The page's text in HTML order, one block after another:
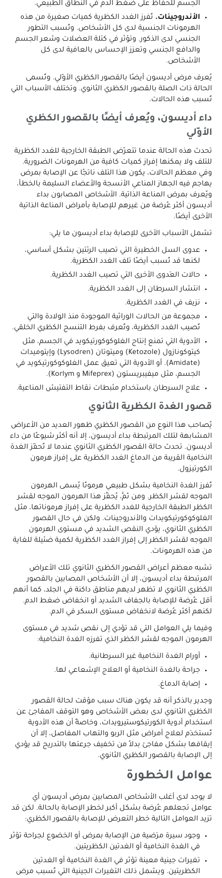
الجسم للحفاظ على ضغط الدم في النطاق الطبيعي.
الأندروجينات. تُفرز الغدد الكظرية كميات صغيرة من هذه
الهرمونات الجنسية لدى كل الأشخاص. وتُسبب التطور
الجنسي لدى الذكور. وتؤثر في كتلة العضلات وشعر الجسم
والدافع الجنسي وتعزز الإحساس بالعافية لدى كل
الأشخاص.
يُعرف مرض أديسون أيضًا بالقصور الكظري الأوّلي. وتُسمى
الحالة ذات الصلة بالقصور الكظري الثانوي. وتختلف الأسباب التي
تُسبب هذه الحالات.
داء أديسون، ويُعرف أيضًا بالقصور الكظري
الأوّلي
تحدث هذه الحالة عندما تتعرّض الطبقة الخارجية للغدد الكظرية
للتلف ولا يمكنها إفراز كميات كافية من الهرمونات الضرورية.
وفي معظم الحالات، يكون هذا التلف ناتجًا عن الإصابة بمرض
يهاجم فيه الجهاز المناعي الأنسجة والأعضاء السليمة بالخطأ،
ويُعرف بمرض المناعة الذاتية. الأشخاص المصابون بداء
أديسون أكثر عُرضة من غيرهم للإصابة بأمراض المناعة الذاتية
الأخرى أيضًا.
تشمل الأسباب الأخرى للإصابة بداء أديسون ما يلي:
عدوى السل الخطيرة التي تصيب الرئتين بشكل أساسي،
لكنها قد تُسبب أيضًا تلف الغدد الكظرية.
حالات العَدوى الأخرى التي تصيب الغدد الكظرية.
انتشار السرطان إلى الغدد الكظرية.
نزيف في الغدد الكظرية.
مجموعة من الحالات الوراثية الموجودة منذ الولادة والتي
تُصيب الغدد الكظرية، وتُعرف بفرط التنسج الكظري الخلقي.
الأدوية التي تمنع إنتاج الغلوكوكورتيكويد في الجسم، مثل
كيتوكونازول (Ketozole) وميتوتان (Lysodren) وإيتوميدات
(Amidate). أو الأدوية التي تعيق عمل الغلوكوكورتيكويد في
الجسم، مثل ميفيبريستون (Mifeprex و Korlym).
علاج السرطان باستخدام مثبطات نقاط التفتيش المناعية.
قصور الغدة الكظرية الثانوي
يُصاحب هذا النوع من القصور الكظري ظهور العديد من الأعراض
المشابهة لتلك المرتبطة بداء أديسون، إلا أنه أكثر شيوعًا من داء
أديسون. تحدث حالة القصور الكظري الثانوي عندما لا تُحفّز الغدة
النخامية القريبة من الدماغ الغدد الكظرية على إفراز هرمون
الكورتيزول.
تُفرز الغدة النخامية بشكل طبيعي هرمونًا يُسمى الهرمون
الموجه لقشر الكظر. ومن ثَمَّ، يُحفِّز هذا الهرمون الموجه لقشر
الكظر الطبقة الخارجية للغدد الكظرية على إفراز هرموناتها، مثل
الغلوكوكورتيكويدات والأندروجينات. ولكن في حال القصور
الكظري الثانوي، يؤدي النقص الشديد في مستوى الهرمون
الموجه لقشر الكظر إلى إفراز الغدد الكظرية لكمية ضئيلة للغاية
من هذه الهرمونات.
تشبه معظم أعراض القصور الكظري الثانوي تلك الأعراض
المرتبطة بداء أديسون، إلا أن الأشخاص المصابين بالقصور
الكظري الثانوي لا تظهر لديهم مناطق داكنة في الجلد، كما أنهم
أقل عُرضة للإصابة بالجفاف الشديد أو انخفاض ضغط الدم.
لكنهم أكثر عُرضة لانخفاض مستوى السكر في الدم.
وفيما يلي العوامل التي قد تؤدي إلى نقص شديد في مستوى
الهرمون الموجه لقشر الكظر الذي تفرزه الغدة النخامية:
أورام الغدة النخامية غير السرطانية.
جراحة بالغدة النخامية أو العلاج الإشعاعي لها.
إصابة الدماغ.
وجدير بالذكر أنه قد يكون هناك سبب مؤقت لحالة القصور
الكظري الثانوي لدى بعض الأشخاص وهو التوقف المفاجئ عن
استخدام أدوية الكورتيكوستيرويدات، وخاصةً أن هذه الأدوية
تُستخدَم لعلاج أمراض مثل الربو والتهاب المفاصل، إلا أن
إيقافها بشكل مفاجئ بدلاً من تخفيف جرعتها بالتدريج قد يؤدي
إلى الإصابة بالقصور الكظري الثانوي.
عوامل الخطورة
لا يوجد لدى أغلب الأشخاص المصابين بمرض أديسون أي
عوامل تجعلهم عُرضة بشكل أكبر لخطر الإصابة بالحالة. لكن قد
تزيد العوامل التالية خطر التعرض للإصابة بالقصور الكظري:
وجود سيرة مرَضية من الإصابة بمرض أو الخضوع لجراحة تؤثر
في الغدة النخامية أو الغدتين الكظريتين.
تغيرات جينية معينة تؤثر في الغدة النخامية أو الغدتين
الكظريتين. ويشمل ذلك التغيرات الجينية التي تُسبب مرض